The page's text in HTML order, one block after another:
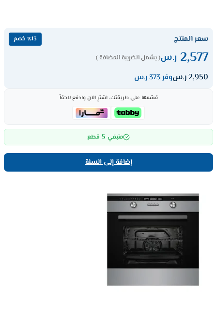
سعر المنتج ٪13 خصم
2,577 ر.س( يشمل الضريبة المضافة )
2,950ر.سوفر 373 ر.س
قسّمها على طريقتك، اشترِ الآن وادفع لاحقاً
متبقي 5 قطع
إضافة إلى السلة